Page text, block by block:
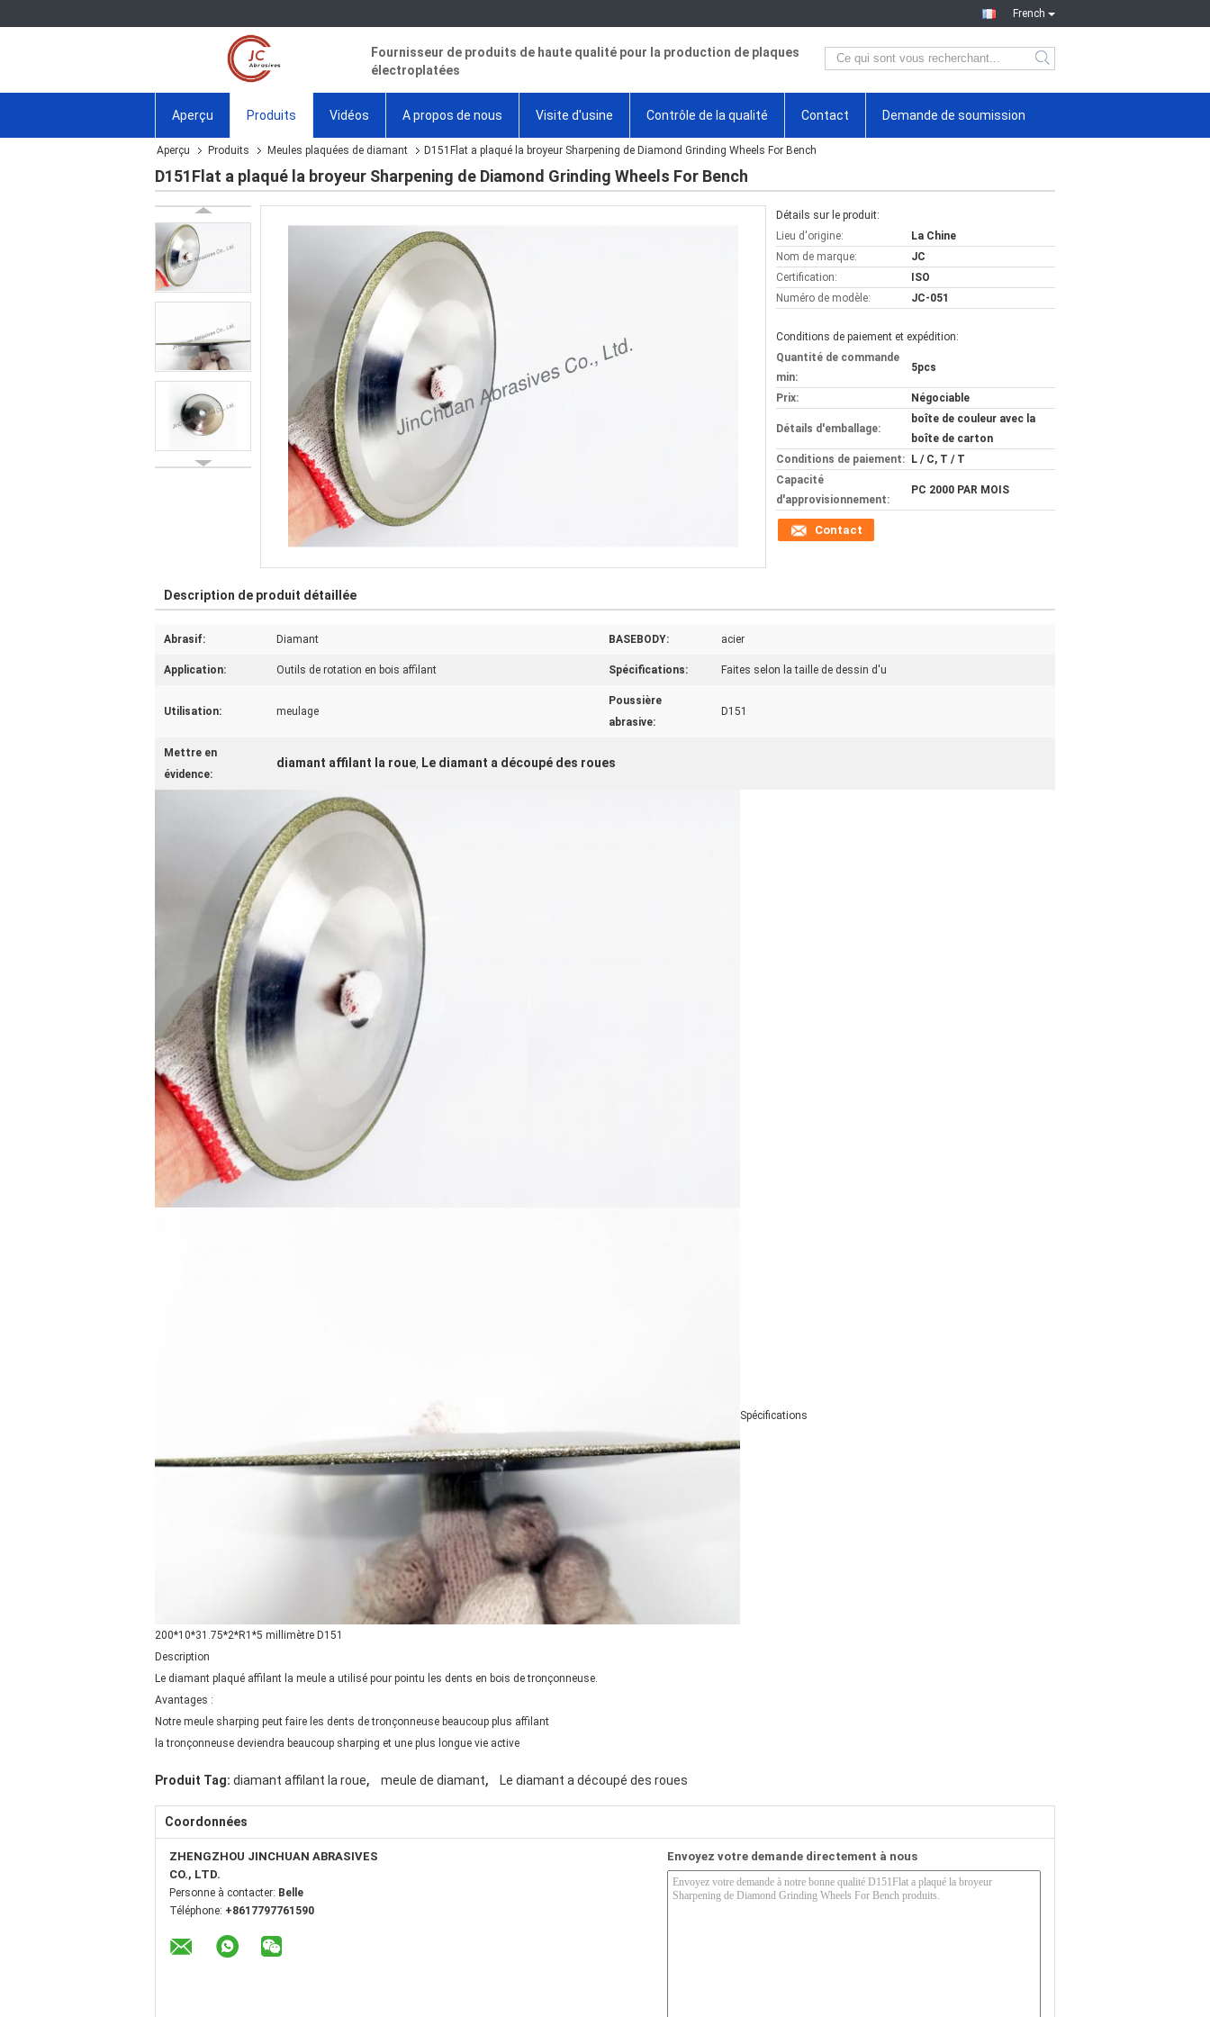
French
Fournisseur de produits de haute qualité pour la production de plaques
électroplatées
Aperçu Produits Vidéos A propos de nous Visite d'usine Contrôle de la qualité Contact Demande de soumission
Aperçu Produits Meules plaquées de diamant D151Flat a plaqué la broyeur Sharpening de Diamond Grinding Wheels For Bench
D151Flat a plaqué la broyeur Sharpening de Diamond Grinding Wheels For Bench
Détails sur le produit:
Lieu d'origine:
La Chine
Nom de marque:
JC
Certification:
ISO
Numéro de modèle:
JC-051
Conditions de paiement et expédition:
Quantité de commande
min:
5pcs
Prix: Négociable
Détails d'emballage:
boîte de couleur avec la
boîte de carton
Conditions de paiement:
L / C, T / T
Capacité
d'approvisionnement:
PC 2000 PAR MOIS
Contact
Description de produit détaillée
Abrasif: Diamant BASEBODY: acier
Application: Outils de rotation en bois affilant Spécifications: Faites selon la taille de dessin d'u
Utilisation: meulage
Poussière
abrasive:
D151
Mettre en
évidence:
diamant affilant la roue, Le diamant a découpé des roues
Spécifications
200*10*31.75*2*R1*5 millimètre D151
Description
Le diamant plaqué affilant la meule a utilisé pour pointu les dents en bois de tronçonneuse.
Avantages :
Notre meule sharping peut faire les dents de tronçonneuse beaucoup plus affilant
la tronçonneuse deviendra beaucoup sharping et une plus longue vie active
Produit Tag: diamant affilant la roue, meule de diamant, Le diamant a découpé des roues
Coordonnées
ZHENGZHOU JINCHUAN ABRASIVES
CO., LTD.
Personne à contacter: Belle
Téléphone: +8617797761590
Envoyez votre demande directement à nous